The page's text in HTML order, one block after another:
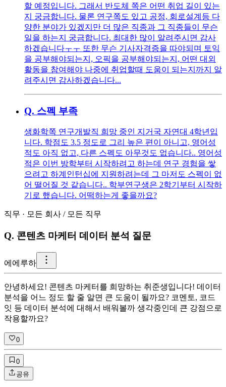
할 예정입니다. 그래서 반도체 쪽은 어떤 취업 길이 있는
지 궁금합니다. 물론 연구쪽도 있고 공정, 회로설계등 다
양한 분야가 있겠지만 더 많은 직종과 그 직종들이 무슨
일을 하는지 궁금합니다. 최대한 많이 알려주시면 감사
하겠습니다ㅜㅜ 또한 무슨 기사자격증을 따야되며 토익
을 공부해야되는지, 오픽을 공부해야되는지, 어떤 대외
활동을 참여해야 나중에 취업할때 도움이 되는지까지 알
려주시면 감사하겠습니다...
Q. 스펙 부족
생화학쪽 연구개발직 희망 중인 지거국 자연대 4학년입
니다. 학점도 3.5 정도로 그리 높은 편이 아니고, 영어성
적도 아직 없고, 다른 스펙도 아무것도 없습니다.. 영어성
적은 이번 방학부터 시작하려고 하는데 연구 경험을 쌓
으려고 하계인턴십에 지원하려는데 그 마저도 스펙이 없
어 떨어질 것 같습니다.. 학부연구생은 2학기부터 시작하
기로 했습니다. 어떡하는게 좋을까요?
직무 · 모든 회사 / 모든 직무
Q. 콘텐츠 마케터 데이터 분석 질문
에 에루하
안녕하세요! 콘텐츠 마케터를 희망하는 취준생입니다! 데이터
분석을 어느 정도 할 줄 알면 큰 도움이 될까요? 코멘토, 코드
잇 등 데이터 분석에 대해서 배워볼까 생각중인데 큰 강점으로
작용할까요?
0
0
공유